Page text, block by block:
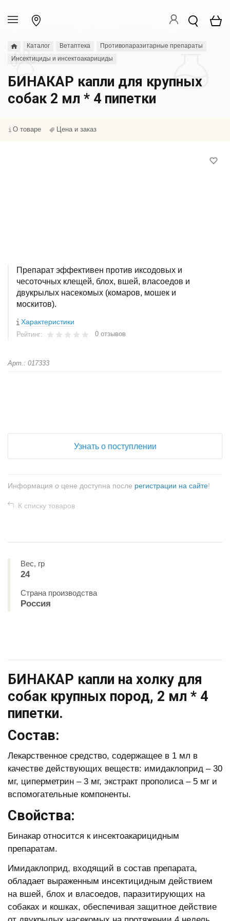
Каталог Ветаптека
Противопаразитарные препараты
Инсектициды и инсектоакарициды
БИНАКАР капли для крупных
собак 2 мл * 4 пипетки
О товаре Цена и заказ
Препарат эффективен против иксодовых и
чесоточных клещей, блох, вшей, власоедов и
двукрылых насекомых (комаров, мошек и
москитов).
Характеристики
Рейтинг: 0 отзывов
Арт.: 017333
Узнать о поступлении
Информация о цене доступна после регистрации на сайте!
К списку товаров
Вес, гр
24
Страна производства
Россия
БИНАКАР капли на холку для
собак крупных пород, 2 мл * 4
пипетки.
Состав:
Лекарственное средство, содержащее в 1 мл в
качестве действующих веществ: имидаклоприд – 30
мг, циперметрин – 3 мг, экстракт прополиса – 5 мг и
вспомогательные компоненты.
Свойства:
Бинакар относится к инсектоакарицидным
препаратам.
Имидаклоприд, входящий в состав препарата,
обладает выраженным инсектицидным действием
на вшей, блох и власоедов, паразитирующих на
собаках и кошках, обеспечивая защитное действие